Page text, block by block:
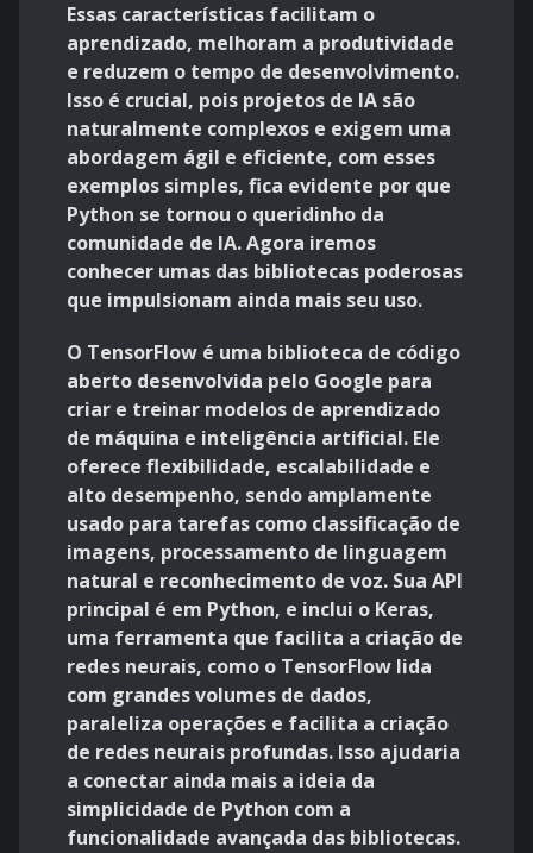
Essas características facilitam o
aprendizado, melhoram a produtividade
e reduzem o tempo de desenvolvimento.
Isso é crucial, pois projetos de IA são
naturalmente complexos e exigem uma
abordagem ágil e eficiente, com esses
exemplos simples, fica evidente por que
Python se tornou o queridinho da
comunidade de IA. Agora iremos
conhecer umas das bibliotecas poderosas
que impulsionam ainda mais seu uso.
O TensorFlow é uma biblioteca de código
aberto desenvolvida pelo Google para
criar e treinar modelos de aprendizado
de máquina e inteligência artificial. Ele
oferece flexibilidade, escalabilidade e
alto desempenho, sendo amplamente
usado para tarefas como classificação de
imagens, processamento de linguagem
natural e reconhecimento de voz. Sua API
principal é em Python, e inclui o Keras,
uma ferramenta que facilita a criação de
redes neurais, como o TensorFlow lida
com grandes volumes de dados,
paraleliza operações e facilita a criação
de redes neurais profundas. Isso ajudaria
a conectar ainda mais a ideia da
simplicidade de Python com a
funcionalidade avançada das bibliotecas.